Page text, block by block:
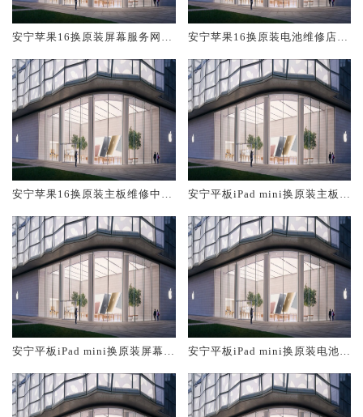
安宁苹果16换原装屏幕服务网点
安宁苹果16换原装电池维修店大
安宁苹果16换原装主板维修中心
安宁平板iPad mini换原装主板维
安宁平板iPad mini换原装屏幕服
安宁平板iPad mini换原装电池维